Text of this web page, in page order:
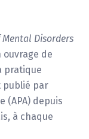
Disorders
ouvrage de
pratique
publié par
(APA) depuis
à chaque